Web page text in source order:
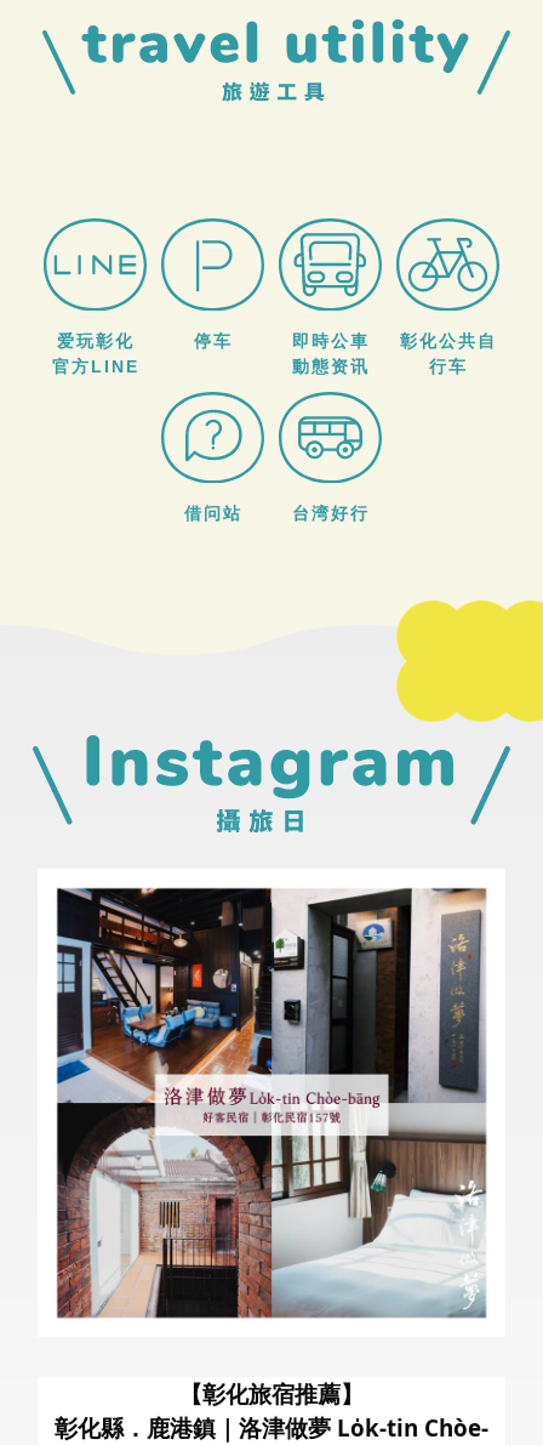
爱玩彰化
官方LINE
停车
即時公車
動態资讯
彰化公共自
行车
借问站 台湾好行
【彰化旅宿推薦】
彰化縣．鹿港鎮｜洛津做夢 Lo̍k-tin Chòe-